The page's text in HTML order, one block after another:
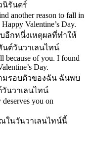
นิรันดร์
another reason to fall in
Valentine’s Day.
กหนึ่งเหตุผลที่ทำให้
ต์วันวาเลนไทน์
because of you. I found
Day.
มรอบตัวของฉัน ฉันพบ
นวาเลนไทน์
you on
นวันวาเลนไทน์นี้